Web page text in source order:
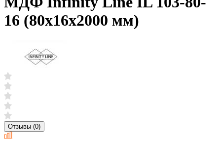
16 (80х16х2000 мм)
Отзывы (0)